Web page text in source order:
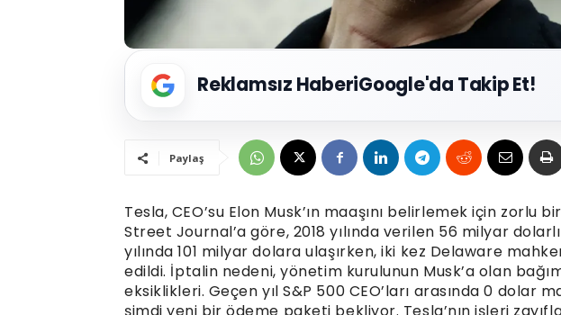
Reklamsız HaberiGoogle'da Takip Et!
Paylaş
Tesla, CEO’su Elon Musk’ın maaşını belirlemek için zorlu
Street Journal’a göre, 2018 yılında verilen 56 milyar
yılında 101 milyar dolara ulaşırken, iki kez Delaware
edildi. İptalin nedeni, yönetim kurulunun Musk’a olan
eksiklikleri. Geçen yıl S&P 500 CEO’ları arasında 0 dolar